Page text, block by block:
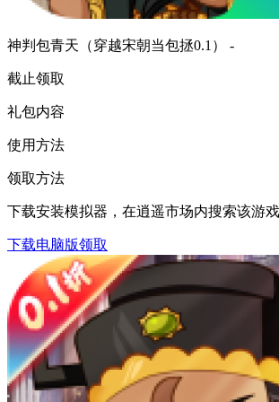
神判包青天（穿越宋朝当包拯0.1） -
截止领取
礼包内容
使用方法
领取方法
下载安装模拟器，在逍遥市场内搜索该游
下载电脑版领取